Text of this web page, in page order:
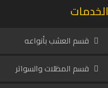
الخدمات
قسم العشب بأنواعه
قسم المظلات والسواتر